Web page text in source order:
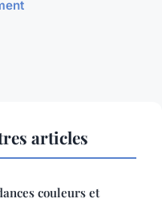
articles
couleurs et